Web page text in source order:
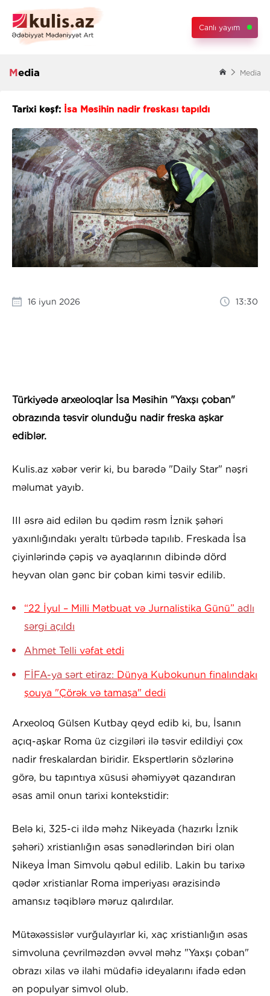
Canlı yayım
Media Media
Tarixi kəşf: İsa Məsihin nadir freskası tapıldı
16 iyun 2026 13:30
Türkiyədə arxeoloqlar İsa Məsihin "Yaxşı çoban"
obrazında təsvir olunduğu nadir freska aşkar
ediblər.
Kulis.az xəbər verir ki, bu barədə "Daily Star" nəşri
məlumat yayıb.
III əsrə aid edilən bu qədim rəsm İznik şəhəri
yaxınlığındakı yeraltı türbədə tapılıb. Freskada İsa
çiyinlərində çəpiş və ayaqlarının dibində dörd
heyvan olan gənc bir çoban kimi təsvir edilib.
“22 İyul – Milli Mətbuat və Jurnalistika Günü” adlı
sərgi açıldı
Ahmet Telli vəfat etdi
FİFA-ya sərt etiraz: Dünya Kubokunun finalındakı
şouya "Çörək və tamaşa" dedi
Arxeoloq Gülsen Kutbay qeyd edib ki, bu, İsanın
açıq-aşkar Roma üz cizgiləri ilə təsvir edildiyi çox
nadir freskalardan biridir. Ekspertlərin sözlərinə
görə, bu tapıntıya xüsusi əhəmiyyət qazandıran
əsas amil onun tarixi kontekstidir:
Belə ki, 325-ci ildə məhz Nikeyada (hazırkı İznik
şəhəri) xristianlığın əsas sənədlərindən biri olan
Nikeya İman Simvolu qəbul edilib. Lakin bu tarixə
qədər xristianlar Roma imperiyası ərazisində
amansız təqiblərə məruz qalırdılar.
Mütəxəssislər vurğulayırlar ki, xaç xristianlığın əsas
simvoluna çevrilməzdən əvvəl məhz "Yaxşı çoban"
obrazı xilas və ilahi müdafiə ideyalarını ifadə edən
ən populyar simvol olub.